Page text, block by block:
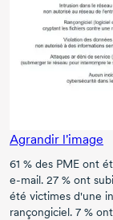
Agrandir l'image
61 % des PME ont
e-mail. 27 % ont
été victimes d'une
rançongiciel. 7 %